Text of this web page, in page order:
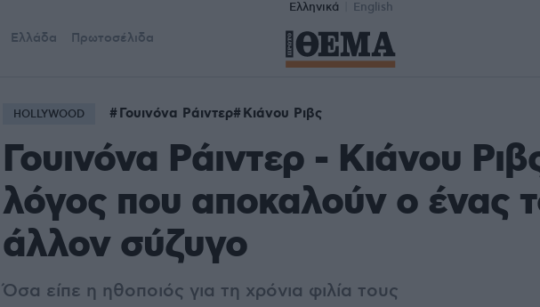
Ελληνικά English
Ελλάδα Πρωτοσέλιδα
HOLLYWOOD Γουινόνα Ράιντερ Κιάνου Ριβς
Γουινόνα Ράιντερ - Κιάνου
λόγος που αποκαλούν ο ένας
άλλον σύζυγο
Όσα είπε η ηθοποιός για τη χρόνια φιλία τους